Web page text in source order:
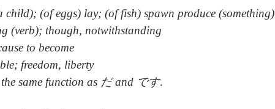
(of eggs) lay; (of fish) spawn produce (something)
(verb); though, notwithstanding
to become
freedom, liberty
same function as だ and です.